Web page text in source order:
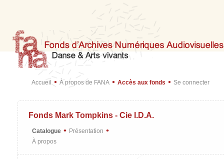
Accueil • À propos de FANA • Accès aux fonds • Se connecter
Fonds Mark Tompkins - Cie I.D.A.
Catalogue • Présentation •
À propos